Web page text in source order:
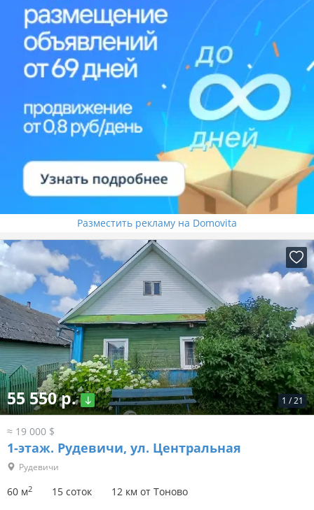
Разместить рекламу на Domovita
1 /21
55 550 р.
≈ 19 000 $
1-этаж. Рудевичи, ул. Центральная
Рудевичи
60 м2 15 соток 12 км от Тоново